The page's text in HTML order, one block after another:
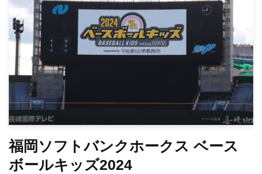
福岡ソフトバンクホークス ベース
ボールキッズ2024